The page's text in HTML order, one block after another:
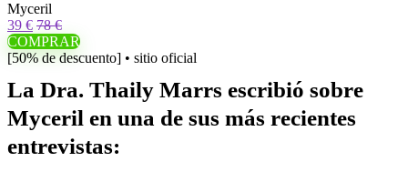
Myceril
39 € 78 €
COMPRAR
[50% de descuento] • sitio oficial
La Dra. Thaily Marrs escribió sobre
Myceril en una de sus más recientes
entrevistas: